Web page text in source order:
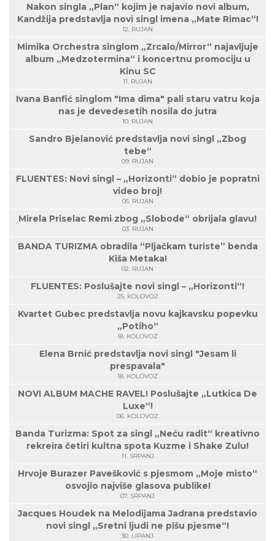
Nakon singla „Plan“ kojim je najavio novi album,
Kandžija predstavlja novi singl imena „Mate Rimac“!
12. RUJAN
Mimika Orchestra singlom „Zrcalo/Mirror“ najavljuje
album „Medzotermina“ i koncertnu promociju u
Kinu SC
11. RUJAN
Ivana Banfić singlom "Ima dima" pali staru vatru koja
nas je devedesetih nosila do jutra
10. RUJAN
Sandro Bjelanović predstavlja novi singl „Zbog
tebe“
09. RUJAN
FLUENTES: Novi singl – „Horizonti“ dobio je popratni
video broj!
05. RUJAN
Mirela Priselac Remi zbog „Slobode“ obrijala glavu!
03. RUJAN
BANDA TURIZMA obradila “Pljačkam turiste” benda
Kiša Metaka!
02. RUJAN
FLUENTES: Poslušajte novi singl – „Horizonti“!
25. KOLOVOZ
Kvartet Gubec predstavlja novu kajkavsku popevku
„Potiho“
18. KOLOVOZ
Elena Brnić predstavlja novi singl "Jesam li
prespavala"
18. KOLOVOZ
NOVI ALBUM MACHE RAVEL! Poslušajte „Lutkica De
Luxe“!
06. KOLOVOZ
Banda Turizma: Spot za singl „Neću radit“ kreativno
rekreira četiri kultna spota Kuzme i Shake Zulu!
11. SRPANJ
Hrvoje Burazer Pavešković s pjesmom „Moje misto“
osvojio najviše glasova publike!
07. SRPANJ
Jacques Houdek na Melodijama Jadrana predstavio
novi singl „Sretni ljudi ne pišu pjesme“!
30. LIPANJ